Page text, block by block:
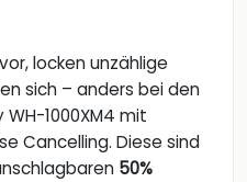
locken unzählige
sich – anders bei den
WH-1000XM4 mit
Cancelling. Diese sind
50%